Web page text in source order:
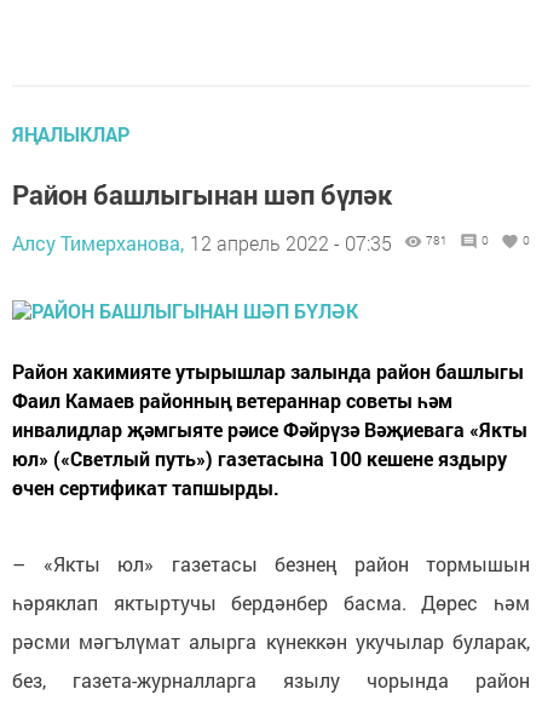
ЯҢАЛЫКЛАР
Район башлыгынан шәп бүләк
Алсу Тимерханова, 12 апрель 2022 - 07:35 781 0 0
Район хакимияте утырышлар залында район башлыгы
Фаил Камаев районның ветераннар советы һәм
инвалидлар җәмгыяте рәисе Фәйрүзә Вәҗиевага «Якты
юл» («Светлый путь») газетасына 100 кешене яздыру
өчен сертификат тапшырды.
– «Якты юл» газетасы безнең район тормышын
һәряклап яктыртучы бердәнбер басма. Дөрес һәм
рәсми мәгълүмат алырга күнеккән укучылар буларак,
без, газета-журналларга язылу чорында район